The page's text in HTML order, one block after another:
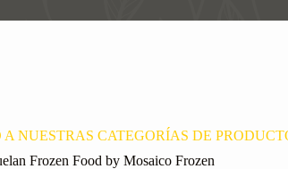
NUESTRAS CATEGORÍAS DE
Frozen Food by Mosaico Frozen